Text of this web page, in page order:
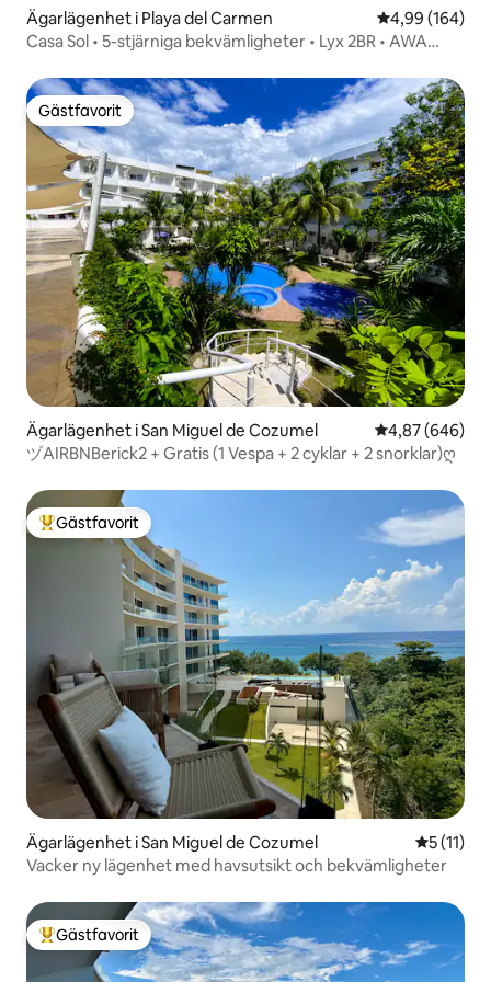
Ägarlägenhet i Playa del Carmen 4,99 av 5 i
4,99 (164)
Casa Sol • 5-stjärniga bekvämligheter • Lyx 2BR • AWA
Gästfavorit
Gästfavorit
Ägarlägenhet i San Miguel de Cozumel 4,87 av 5 i
4,87 (646)
ヅAIRBNBerick2 + Gratis (1 Vespa + 2 cyklar + 2 snorklar)ღ
Populär gästfavorit
Gästfavorit
Ägarlägenhet i San Miguel de Cozumel 5 av 5 i
5 (11)
Vacker ny lägenhet med havsutsikt och bekvämligheter
Populär gästfavorit
Gästfavorit